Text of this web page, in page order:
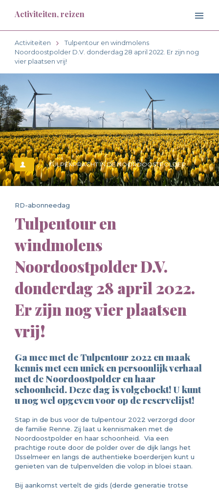
Activiteiten, reizen
Activiteiten
Tulpentour en windmolens
Noordoostpolder D.V. donderdag 28 april 2022. Er zijn nog
vier plaatsen vrij!
TULPENPRACHT IN DE NOORDOOSTPOLDER
RD-abonneedag
Tulpentour en
windmolens
Noordoostpolder D.V.
donderdag 28 april 2022.
Er zijn nog vier plaatsen
vrij!
Ga mee met de Tulpentour 2022 en maak
kennis met een uniek en persoonlijk verhaal
met de Noordoostpolder en haar
schoonheid. Deze dag is volgeboekt! U kunt
u nog wel opgeven voor op de reservelijst!
Stap in de bus voor de tulpentour 2022 verzorgd door
de familie Renne. Zij laat u kennismaken met de
Noordoostpolder en haar schoonheid. Via een
prachtige route door de polder over de dijk langs het
IJsselmeer en langs de authentieke boerderijen kunt u
genieten van de tulpenvelden die volop in bloei staan.
Bij aankomst vertelt de gids (derde generatie trotse